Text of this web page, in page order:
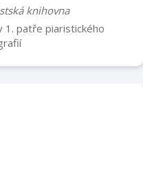
knihovna
1. patře piaristického